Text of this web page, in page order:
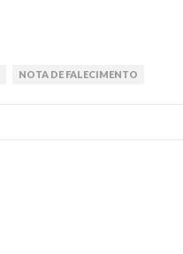
NOTA DE FALECIMENTO